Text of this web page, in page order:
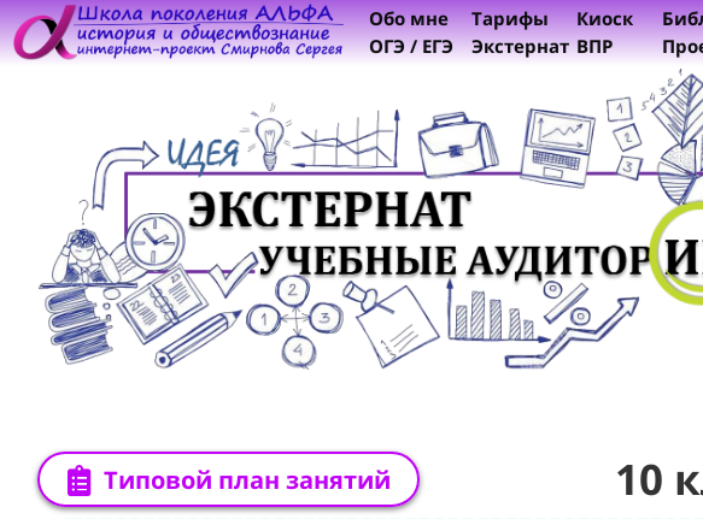
Обо мне
ОГЭ / ЕГЭ
Тарифы
Экстернат
Киоск
ВПР
Типовой план занятий 10